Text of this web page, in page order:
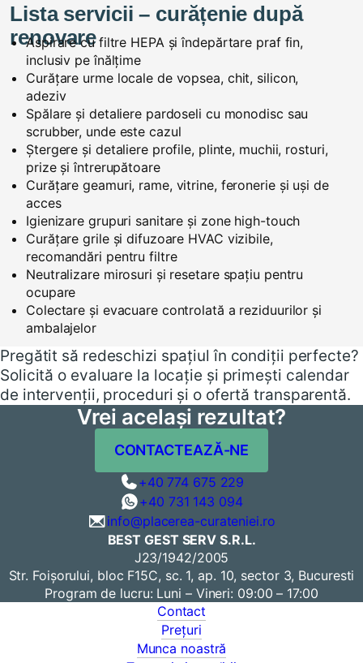
Lista servicii – curățenie după
renovare
Aspirare cu filtre HEPA și îndepărtare praf fin,
inclusiv pe înălțime
Curățare urme locale de vopsea, chit, silicon,
adeziv
Spălare și detaliere pardoseli cu monodisc sau
scrubber, unde este cazul
Ștergere și detaliere profile, plinte, muchii, rosturi,
prize și întrerupătoare
Curățare geamuri, rame, vitrine, feronerie și uși de
acces
Igienizare grupuri sanitare și zone high-touch
Curățare grile și difuzoare HVAC vizibile,
recomandări pentru filtre
Neutralizare mirosuri și resetare spațiu pentru
ocupare
Colectare și evacuare controlată a reziduurilor și
ambalajelor
Pregătit să redeschizi spațiul în condiții perfecte?
Solicită o evaluare la locație și primești calendar
de intervenții, proceduri și o ofertă transparentă.
Vrei același rezultat?
CONTACTEAZĂ-NE
+40 774 675 229
+40 731 143 094
info@placerea-curateniei.ro
BEST GEST SERV S.R.L.
J23/1942/2005
Str. Foișorului, bloc F15C, sc. 1, ap. 10, sector 3, Bucuresti
Program de lucru: Luni – Vineri: 09:00 – 17:00
Contact
Prețuri
Munca noastră